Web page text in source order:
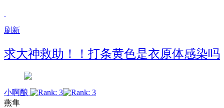
刷新
求大神救助！！打条黄色是衣原体感染吗
小啊酿
燕隼